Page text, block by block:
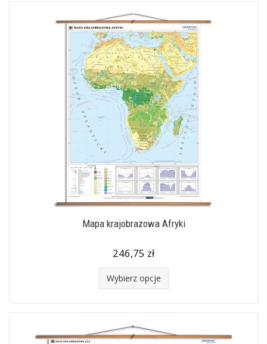
Mapa krajobrazowa Afryki
246,75 zł
Wybierz opcje